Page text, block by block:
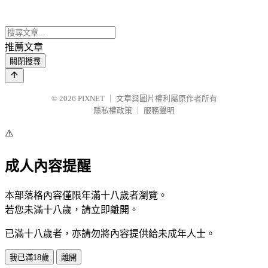
推薦文章
關閉搜尋
© 2026 PIXNET
文章與圖片權利屬原作者所有
隱私權政策
服務聲明
⚠️
成人內容提醒
本部落格內容僅限年滿十八歲者瀏覽。
若您未滿十八歲，請立即離開。
已滿十八歲者，亦請勿將內容提供給未成年人士。
我已滿18歲 離開